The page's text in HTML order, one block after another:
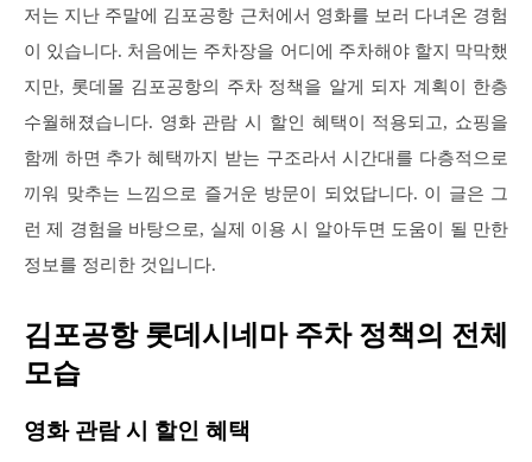
저는 지난 주말에 김포공항 근처에서 영화를 보러 다녀온 경험
이 있습니다. 처음에는 주차장을 어디에 주차해야 할지 막막했
지만, 롯데몰 김포공항의 주차 정책을 알게 되자 계획이 한층
수월해졌습니다. 영화 관람 시 할인 혜택이 적용되고, 쇼핑을
함께 하면 추가 혜택까지 받는 구조라서 시간대를 다층적으로
끼워 맞추는 느낌으로 즐거운 방문이 되었답니다. 이 글은 그
런 제 경험을 바탕으로, 실제 이용 시 알아두면 도움이 될 만한
정보를 정리한 것입니다.
김포공항 롯데시네마 주차 정책의 전체
모습
영화 관람 시 할인 혜택